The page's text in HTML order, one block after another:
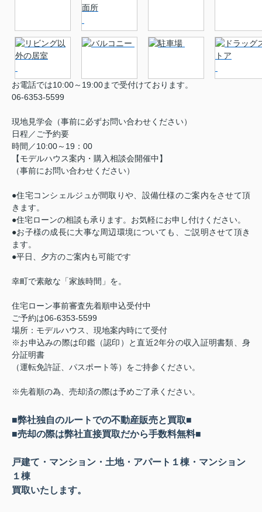
お電話では10:00～19:00まで受付けております。
06-6353-5599
現地見学会（事前に必ずお問い合わせください）
日程／ご予約要
時間／10:00～19：00
【モデルハウス案内・購入相談会開催中】
（事前にお問い合わせください）
●住宅コンシェルジュが間取りや、設備仕様のご案内をさせて頂
きます。
●住宅ローンの相談も承ります。お気軽にお申し付けください。
●お子様の成長に大事な周辺環境についても、ご説明させて頂き
ます。
●平日、夕方のご案内も可能です
幸町で素敵な「家族時間」を。
住宅ローン事前審査先着順申込受付中
ご予約は06-6353-5599
場所：モデルハウス、現地案内時にて受付
※お申込みの際は印鑑（認印）と直近2年分の収入証明書類、身
分証明書
（運転免許証、パスポート等）をご持参ください。
※先着順の為、売却済の際は予めご了承ください。
■弊社独自のルートでの不動産販売と買取■
■売却の際は弊社直接買取だから手数料無料■
戸建て・マンション・土地・アパート１棟・マンション
１棟
買取いたします。